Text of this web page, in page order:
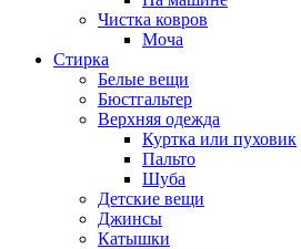
Чистка ковров
Моча
Стирка
Белые вещи
Бюстгальтер
Верхняя одежда
Куртка или пуховик
Пальто
Шуба
Детские вещи
Джинсы
Катышки